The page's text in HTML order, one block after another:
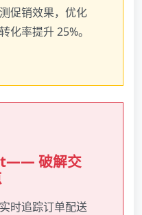
促销效果，优化
化率提升 25%。
破解交
时追踪订单配送